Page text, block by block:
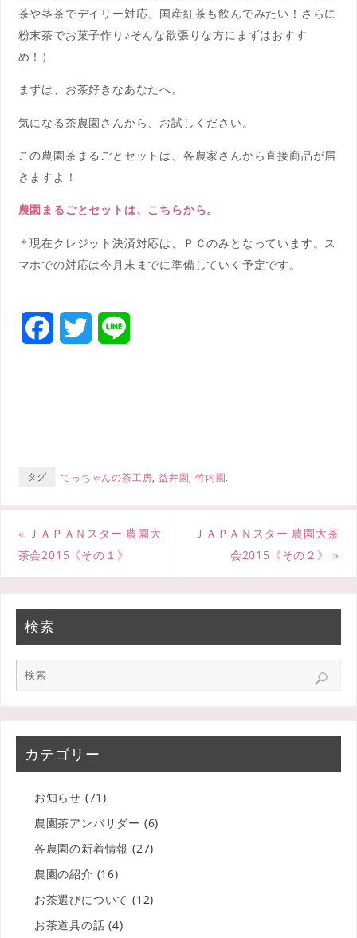
茶や茎茶でデイリー対応、国産紅茶も飲んでみたい！さらに
粉末茶でお菓子作り♪そんな欲張りな方にまずはおすす
め！）
まずは、お茶好きなあなたへ。
気になる茶農園さんから、お試しください。
この農園茶まるごとセットは、各農家さんから直接商品が届
きますよ！
農園まるごとセットは、こちらから。
＊現在クレジット決済対応は、ＰＣのみとなっています。ス
マホでの対応は今月末までに準備していく予定です。
k
e
タグ てっちゃんの茶工房,益井園,竹内園.
« ＪＡＰＡＮスター 農園大
茶会2015《その１》
ＪＡＰＡＮスター 農園大茶
会2015《その２》 »
検索
カテゴリー
お知らせ (71)
農園茶アンバサダー (6)
各農園の新着情報 (27)
農園の紹介 (16)
お茶選びについて (12)
お茶道具の話 (4)